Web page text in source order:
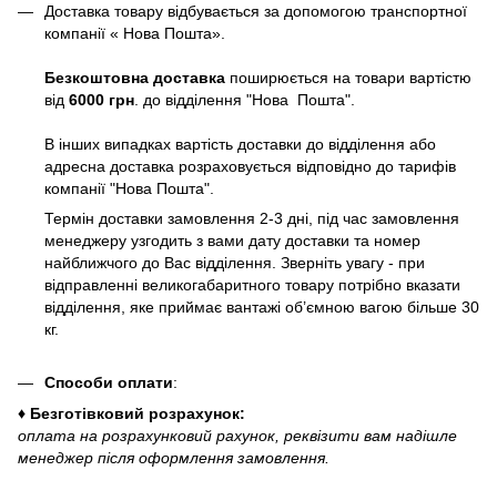
Доставка товару відбувається за допомогою транспортної
компанії « Нова Пошта».
Безкоштовна доставка поширюється на товари вартістю
від 6000 грн . до відділення "Нова Пошта".
В інших випадках вартість доставки до відділення або
адресна доставка розраховується відповідно до тарифів
компанії "Нова Пошта".
Термін доставки замовлення 2-3 дні, під час замовлення
менеджеру узгодить з вами дату доставки та номер
найближчого до Вас відділення. Зверніть увагу - при
відправленні великогабаритного товару потрібно вказати
відділення, яке приймає вантажі об’ємною вагою більше 30
кг.
Способи оплати:
♦ Безготівковий розрахунок:
оплата на розрахунковий рахунок, реквізити вам надішле
менеджер після оформлення замовлення.